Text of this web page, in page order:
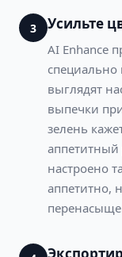
3 Усильте
AI Enhance
выглядят
выпечки
зелень
аппетитный
настроено
аппетитно,